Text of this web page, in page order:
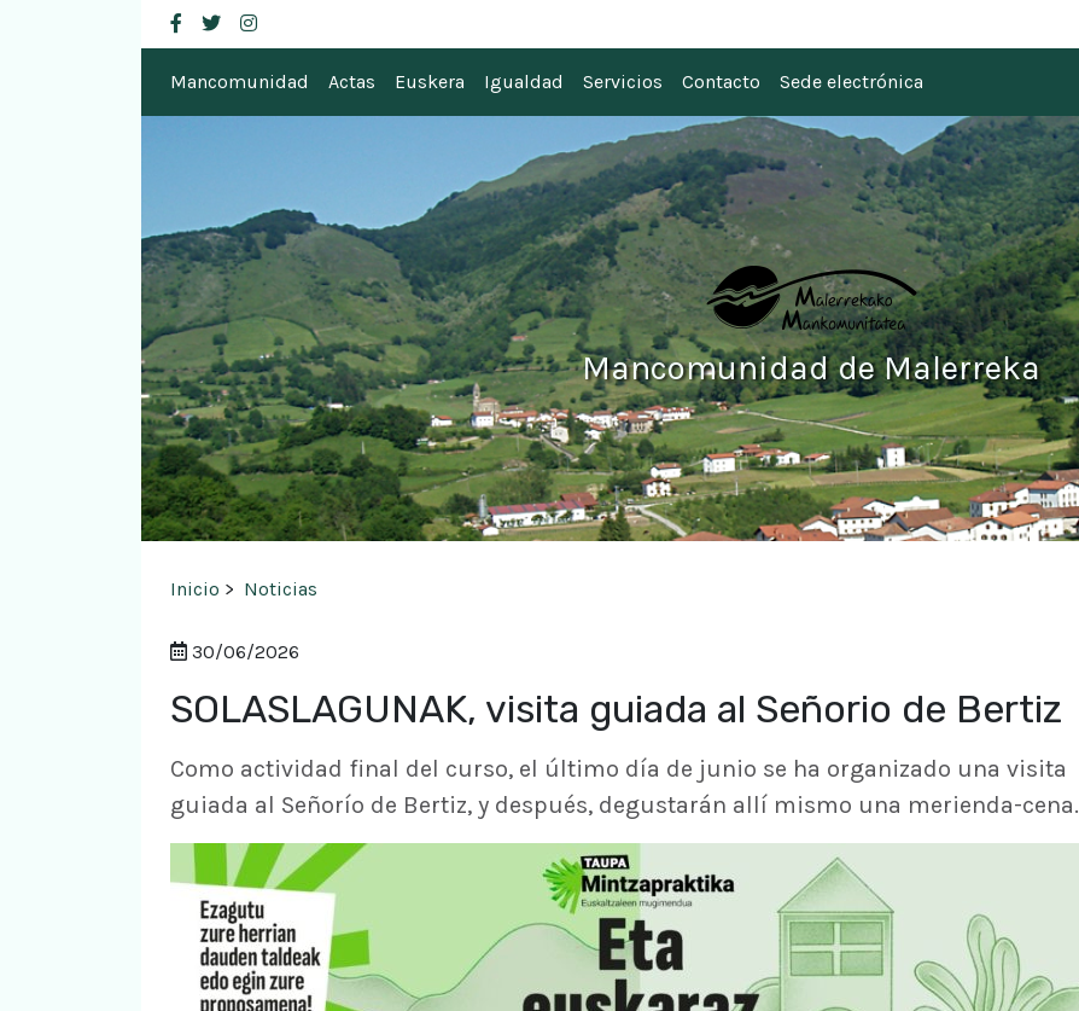
Mancomunidad de Malerreka
facebook
twitterinstagram
Mancomunidad Actas Euskera Igualdad Servicios Contacto Sede electrónica
Mancomunidad de Malerreka
Inicio > Noticias
30/06/2026
SOLASLAGUNAK, visita guiada al Señorio de Bertiz
Como actividad final del curso, el último día de junio se ha organizado una visita
guiada al Señorío de Bertiz, y después, degustarán allí mismo una merienda-cena.